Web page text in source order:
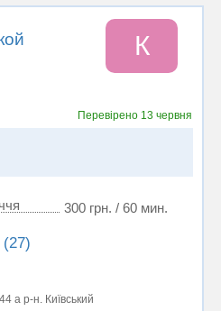
К
Перевірено 13 червня
300 грн. / 60 мин.
(27)
а р-н. Київський